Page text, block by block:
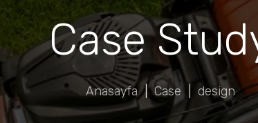
Case
Anasayfa | Case design